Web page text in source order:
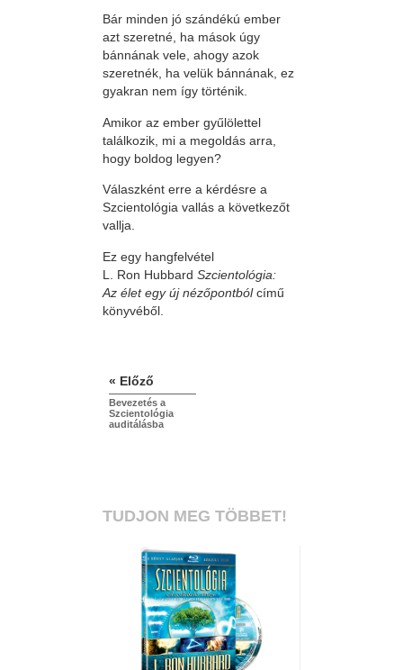
Bár minden jó szándékú ember
azt szeretné, ha mások úgy
bánnának vele, ahogy azok
szeretnék, ha velük bánnának, ez
gyakran nem így történik.
Amikor az ember gyűlölettel
találkozik, mi a megoldás arra,
hogy boldog legyen?
Válaszként erre a kérdésre a
Szcientológia vallás a következőt
vallja.
Ez egy hangfelvétel
L. Ron Hubbard Szcientológia:
Az élet egy új nézőpontbólcímű
könyvéből.
« Előző
Bevezetés a
Szcientológia
auditálásba
TUDJON MEG TÖBBET!